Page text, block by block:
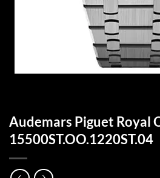
Audemars Piguet Royal
15500ST.OO.1220ST.04